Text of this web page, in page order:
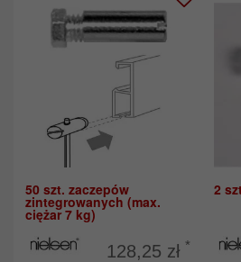
50 szt. zaczepów
zintegrowanych (max.
ciężar 7 kg)
128,25 zł *
2